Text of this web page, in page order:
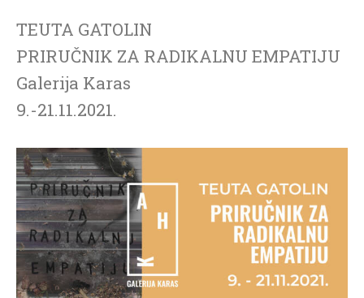
TEUTA GATOLIN
PRIRUČNIK ZA RADIKALNU EMPATIJU
Galerija Karas
9.-21.11.2021.